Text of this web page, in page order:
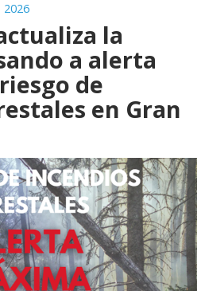
la
a alerta
de
en Gran